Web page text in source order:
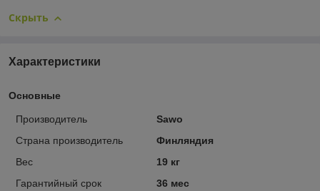
Скрыть
Характеристики
Основные
Производитель
Sawo
Страна производитель
Финляндия
Вес
19 кг
Гарантийный срок
36 мес